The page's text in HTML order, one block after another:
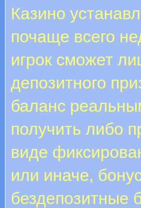
Казино
почаще всего
игрок сможет
депозитного
баланс
получить либо
виде
или иначе,
бездепозитные